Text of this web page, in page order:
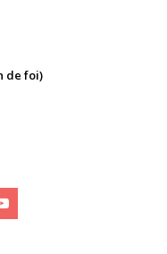
de foi)